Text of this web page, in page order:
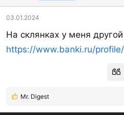
и
:
03.01.2024
На склянках у меня
https://www.banki.ru/
Р
Mr. Digest